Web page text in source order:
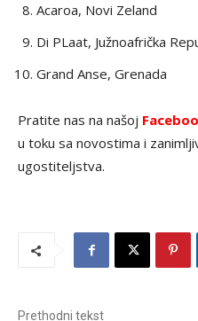
Acaroa, Novi Zeland
Di PLaat, Južnoafrička
Grand Anse, Grenada
Pratite nas na našoj
u toku sa novostima i
ugostiteljstva.
Prethodni tekst